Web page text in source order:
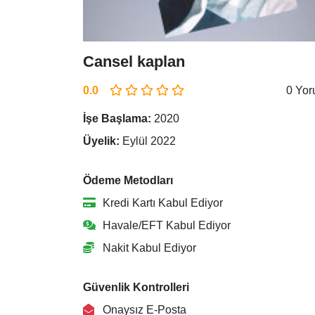
Cansel kaplan
0.0 0
İşe Başlama: 2020
Üyelik: Eylül 2022
Ödeme Metodları
Kredi Kartı Kabul Ediyor
Havale/EFT Kabul Ediyor
Nakit Kabul Ediyor
Güvenlik Kontrolleri
Onaysız E-Posta